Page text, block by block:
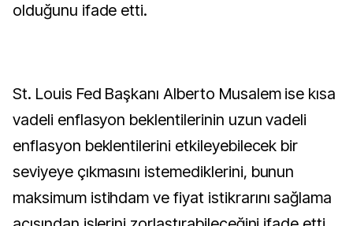
olduğunu ifade etti.
St. Louis Fed Başkanı Alberto Musalem ise kısa
vadeli enflasyon beklentilerinin uzun vadeli
enflasyon beklentilerini etkileyebilecek bir
seviyeye çıkmasını istemediklerini, bunun
maksimum istihdam ve fiyat istikrarını sağlama